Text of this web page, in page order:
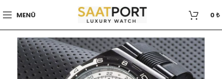
MENÜ 0₺